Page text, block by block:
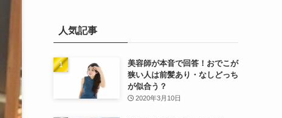
人気記事
美容師が本音で回答！おでこが
狭い人は前髪あり・なしどっち
が似合う？
2020年3月10日